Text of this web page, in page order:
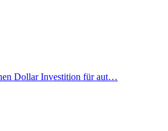
Dollar Investition für aut…